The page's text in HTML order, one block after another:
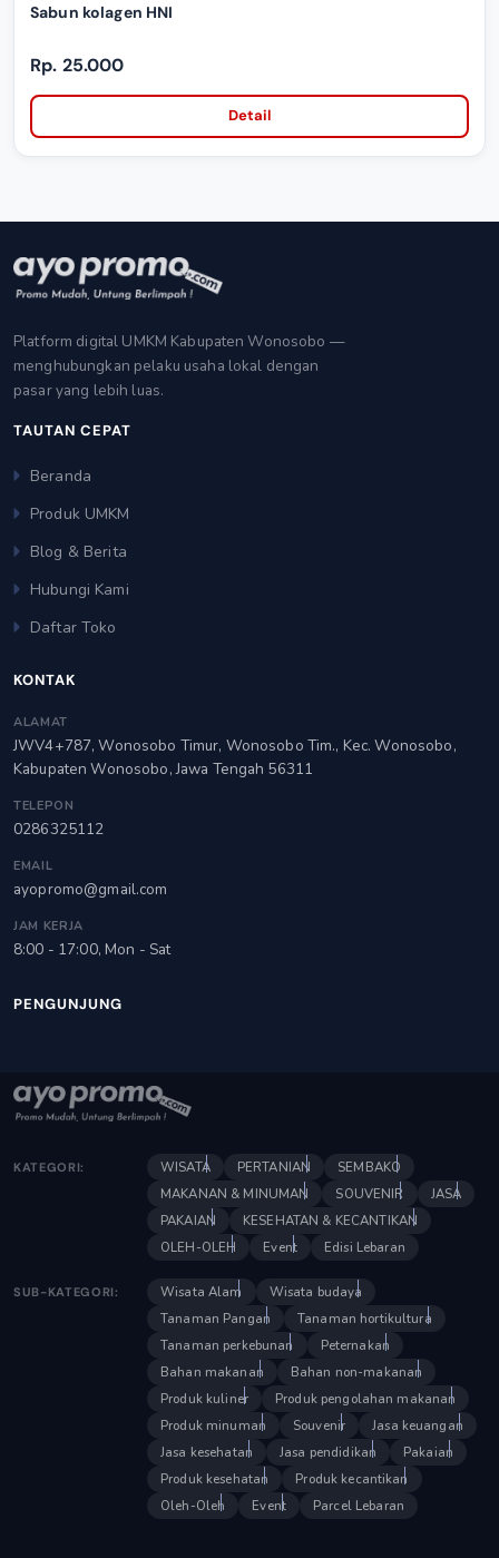
Sabun kolagen HNI
Rp. 25.000
Detail
Platform digital UMKM Kabupaten Wonosobo —
menghubungkan pelaku usaha lokal dengan
pasar yang lebih luas.
TAUTAN CEPAT
Beranda
Produk UMKM
Blog & Berita
Hubungi Kami
Daftar Toko
KONTAK
ALAMAT
JWV4+787, Wonosobo Timur, Wonosobo Tim., Kec. Wonosobo,
Kabupaten Wonosobo, Jawa Tengah 56311
TELEPON
0286325112
EMAIL
ayopromo@gmail.com
JAM KERJA
8:00 - 17:00, Mon - Sat
PENGUNJUNG
KATEGORI: WISATA PERTANIAN
SEMBAKO
MAKANAN & MINUMAN
SOUVENIR
JASA
PAKAIAN
KESEHATAN & KECANTIKAN
OLEH-OLEH
Event Edisi Lebaran
SUB-KATEGORI: Wisata Alam
Wisata budaya
Tanaman Pangan
Tanaman hortikultura
Tanaman perkebunan
Peternakan
Bahan makanan
Bahan non-makanan
Produk kuliner
Produk pengolahan makanan
Produk minuman
Souvenir
Jasa keuangan
Jasa kesehatan
Jasa pendidikan
Pakaian
Produk kesehatan
Produk kecantikan
Oleh-Oleh
Event Parcel Lebaran